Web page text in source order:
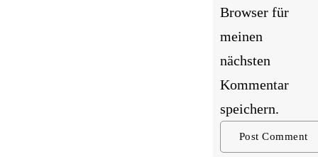
Browser für
meinen
nächsten
Kommentar
speichern.